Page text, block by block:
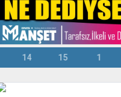
14 15 1